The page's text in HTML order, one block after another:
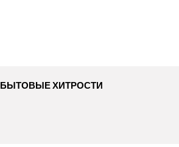
БЫТОВЫЕ ХИТРОСТИ